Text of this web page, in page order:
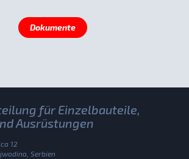
Dokumente
für Einzelbauteile,
Ausrüstungen
12
Serbien